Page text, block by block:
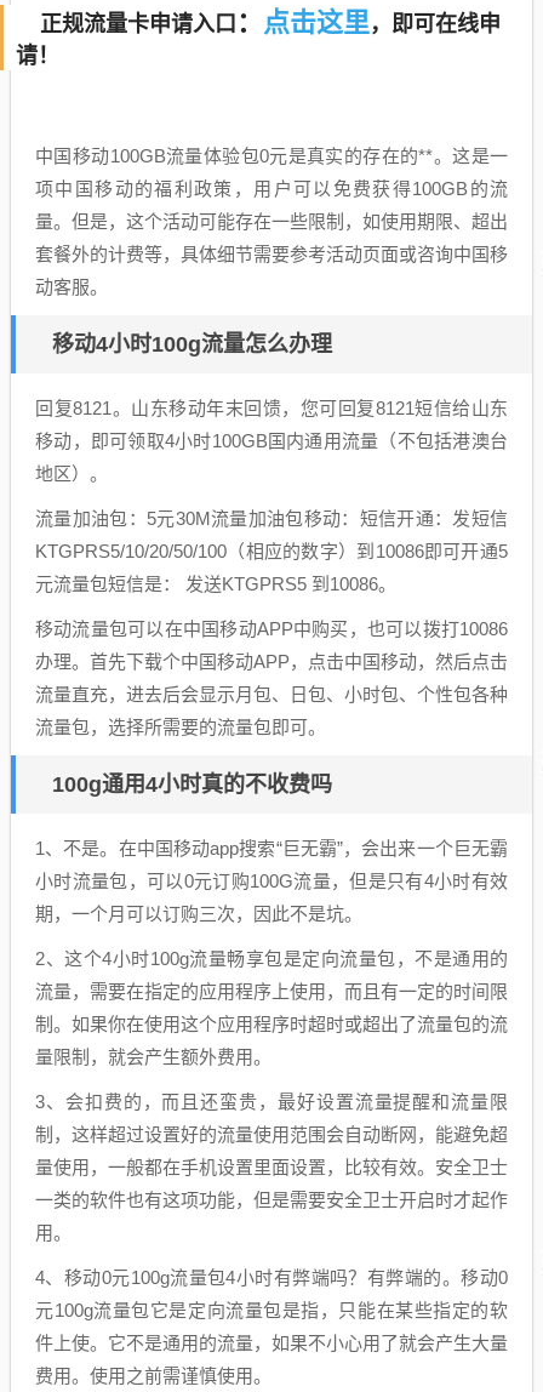
正规流量卡申请入口 ： 点击这里 ，即可在线申
请！
中国移动100GB流量体验包0元是真实的存在的**。这是一
项中国移动的福利政策，用户可以免费获得100GB的流
量。但是，这个活动可能存在一些限制，如使用期限、超出
套餐外的计费等，具体细节需要参考活动页面或咨询中国移
动客服。
移动4小时100g流量怎么办理
回复8121。山东移动年末回馈，您可回复8121短信给山东
移动，即可领取4小时100GB国内通用流量（不包括港澳台
地区）。
流量加油包：5元30M流量加油包移动：短信开通：发短信
KTGPRS5/10/20/50/100（相应的数字）到10086即可开通5
元流量包短信是： 发送KTGPRS5 到10086。
移动流量包可以在中国移动APP中购买，也可以拨打10086
办理。首先下载个中国移动APP，点击中国移动，然后点击
流量直充，进去后会显示月包、日包、小时包、个性包各种
流量包，选择所需要的流量包即可。
100g通用4小时真的不收费吗
1、不是。在中国移动app搜索“巨无霸”，会出来一个巨无霸
小时流量包，可以0元订购100G流量，但是只有4小时有效
期，一个月可以订购三次，因此不是坑。
2、这个4小时100g流量畅享包是定向流量包，不是通用的
流量，需要在指定的应用程序上使用，而且有一定的时间限
制。如果你在使用这个应用程序时超时或超出了流量包的流
量限制，就会产生额外费用。
3、会扣费的，而且还蛮贵，最好设置流量提醒和流量限
制，这样超过设置好的流量使用范围会自动断网，能避免超
量使用，一般都在手机设置里面设置，比较有效。安全卫士
一类的软件也有这项功能，但是需要安全卫士开启时才起作
用。
4、移动0元100g流量包4小时有弊端吗？有弊端的。移动0
元100g流量包它是定向流量包是指，只能在某些指定的软
件上使。它不是通用的流量，如果不小心用了就会产生大量
费用。使用之前需谨慎使用。